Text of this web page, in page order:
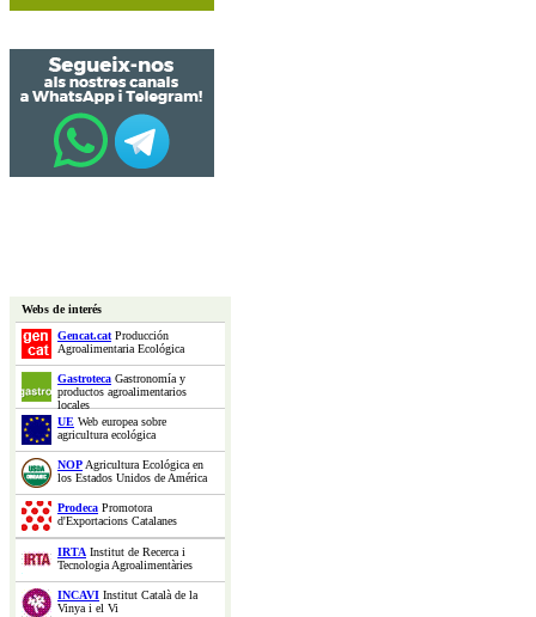
Webs de interés
Gencat.catProducción
Agroalimentaria Ecológica
Gastroteca Gastronomía y
productos agroalimentarios
locales
UE Web europea sobre
agricultura ecológica
NOPAgricultura Ecológica en
los Estados Unidos de América
Prodeca Promotora
d'Exportacions Catalanes
IRTA Institut de Recerca i
Tecnologia Agroalimentàries
INCAVI Institut Català de la
Vinya i el Vi